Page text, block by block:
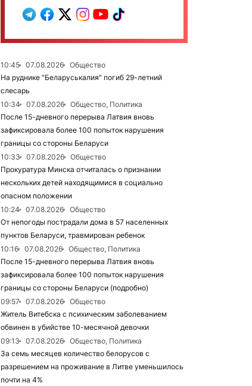
10:45 07.08.2026
Общество
На руднике "Беларуськалия" погиб 29-летний
слесарь
10:34
07.08.2026
Общество, Политика
После 15-дневного перерыва Латвия вновь
зафиксировала более 100 попыток нарушения
границы со стороны Беларуси
10:33
07.08.2026
Общество
Прокуратура Минска отчиталась о признании
нескольких детей находящимися в социально
опасном положении
10:24
07.08.2026
Общество
От непогоды пострадали дома в 57 населенных
пунктов Беларуси, травмирован ребенок
10:16
07.08.2026
Общество, Политика
После 15-дневного перерыва Латвия вновь
зафиксировала более 100 попыток нарушения
границы со стороны Беларуси (подробно)
09:57
07.08.2026
Общество
Житель Витебска с психическим заболеванием
обвинен в убийстве 10-месячной девочки
09:13
07.08.2026
Общество, Политика
За семь месяцев количество белорусов с
разрешением на проживание в Литве уменьшилось
почти на 4%